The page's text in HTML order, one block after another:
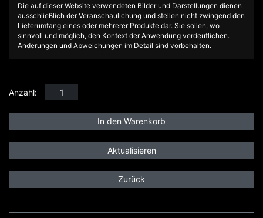
Die auf dieser Website verwendeten Bilder und Darstellungen dienen
ausschließlich der Veranschaulichung und stellen nicht zwingend den
Lieferumfang eines oder mehrerer Produkte dar. Sie sollen, wo
sinnvoll und möglich, den Kontext der Anwendung verdeutlichen.
Änderungen und Abweichungen im Detail sind vorbehalten.
Anzahl:
Zurück